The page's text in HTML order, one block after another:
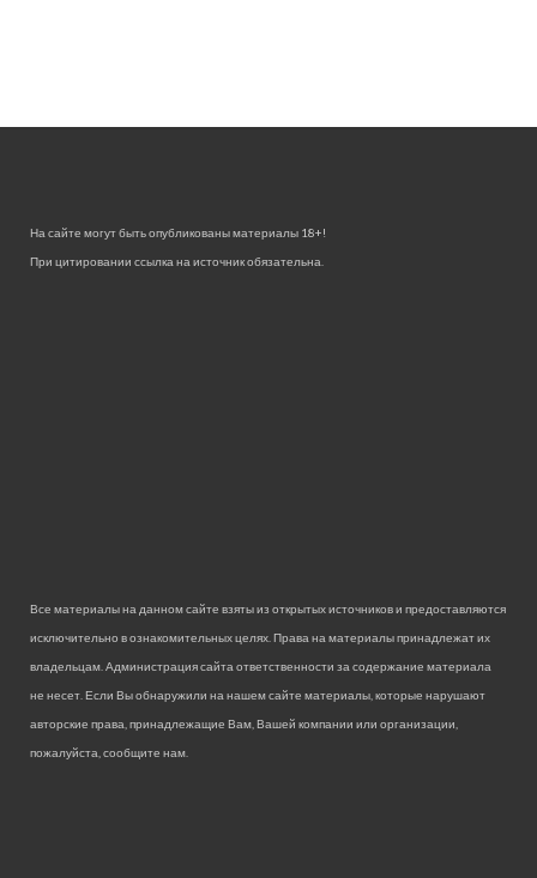
На сайте могут быть опубликованы материалы 18+!
При цитировании ссылка на источник обязательна.
Все материалы на данном сайте взяты из открытых источников и предоставляются
исключительно в ознакомительных целях. Права на материалы принадлежат их
владельцам. Администрация сайта ответственности за содержание материала
не несет. Если Вы обнаружили на нашем сайте материалы, которые нарушают
авторские права, принадлежащие Вам, Вашей компании или организации,
пожалуйста, сообщите нам.